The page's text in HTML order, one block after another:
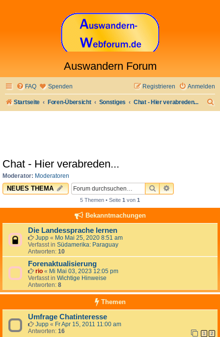
Auswandern Forum
FAQ Spenden Anmelden
Registrieren
Startseite Foren-Übersicht Sonstiges Chat - Hier verabreden...
Chat - Hier verabreden...
Moderator: Moderatoren
NEUES THEMA SUCHEERWEITERTE
5 Themen • Seite 1 von 1
Bekanntmachungen
Die Landessprache lernen
Jupp « Mo Mai 25, 2020 8:51 am
Verfasst in Südamerika: Paraguay
Antworten: 10
Forenaktualisierung
rio « Mi Mai 03, 2023 12:05 pm
Verfasst in Wichtige Hinweise
Antworten: 8
Themen
Umfrage Chatinteresse
Jupp « Fr Apr 15, 2011 11:00 am
Antworten: 16 1 2